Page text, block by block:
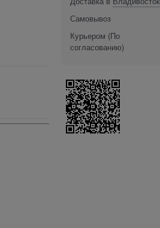
Самовывоз
Курьером (По
согласованию)